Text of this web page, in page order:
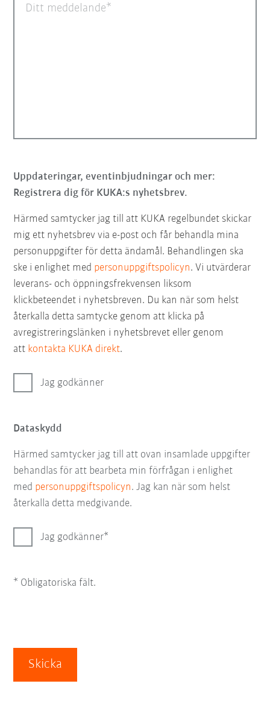
Ditt meddelande
Uppdateringar, eventinbjudningar och mer:
Registrera dig för KUKA:s nyhetsbrev.
Härmed samtycker jag till att KUKA regelbundet skickar
mig ett nyhetsbrev via e-post och får behandla mina
personuppgifter för detta ändamål. Behandlingen ska
ske i enlighet med personuppgiftspolicyn. Vi utvärderar
leverans- och öppningsfrekvensen liksom
klickbeteendet i nyhetsbreven. Du kan när som helst
återkalla detta samtycke genom att klicka på
avregistreringslänken i nyhetsbrevet eller genom
att kontakta KUKA direkt.
Jag godkänner
Dataskydd
Härmed samtycker jag till att ovan insamlade uppgifter
behandlas för att bearbeta min förfrågan i enlighet
med personuppgiftspolicyn. Jag kan när som helst
återkalla detta medgivande.
Jag godkänner
* Obligatoriska fält.
Skicka